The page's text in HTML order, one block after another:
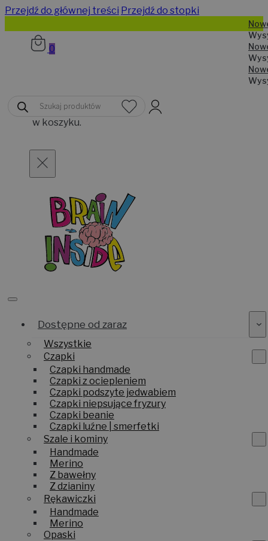
Przejdź do głównej treści Przejdź do stopki
Wyszukiwarka
produktów
0
produktów
w koszyku.
Dostępne od zaraz
Wszystkie
Czapki
Czapki handmade
Czapki z ociepleniem
Czapki podszyte jedwabiem
Czapki niepsujące fryzury
Czapki beanie
Czapki luźne | smerfetki
Szale i kominy
Handmade
Merino
Z bawełny
Z dzianiny
Rękawiczki
Handmade
Merino
Opaski